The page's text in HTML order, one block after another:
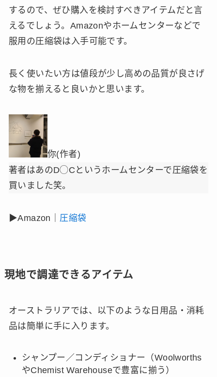
するので、ぜひ購入を検討すべきアイテムだと言
えるでしょう。Amazonやホームセンターなどで
服用の圧縮袋は入手可能です。
長く使いたい方は値段が少し高めの品質が良さげ
な物を揃えると良いかと思います。
你(作者)
著者はあのD◯Cというホームセンターで圧縮袋を
買いました笑。
▶︎Amazon｜ 圧縮袋
現地で調達できるアイテム
オーストラリアでは、以下のような日用品・消耗
品は簡単に手に入ります。
シャンプー／コンディショナー（Woolworths
やChemist Warehouseで豊富に揃う）